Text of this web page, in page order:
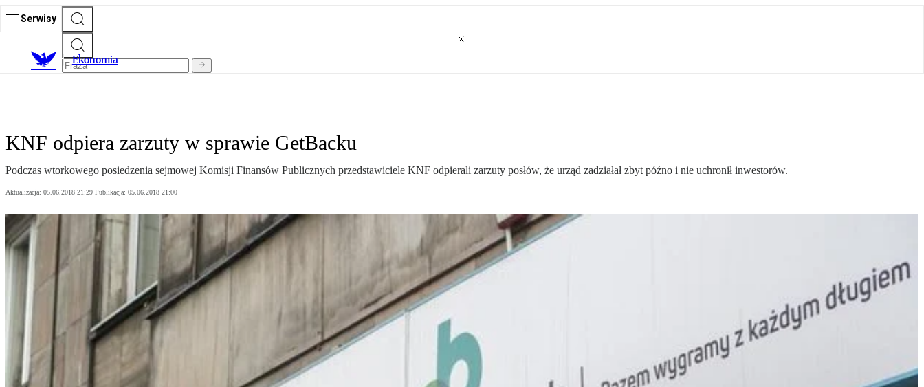
Serwisy
Ekonomia
KNF odpiera zarzuty w sprawie GetBacku
Podczas wtorkowego posiedzenia sejmowej Komisji Finansów Publicznych przedstawiciele KNF odpierali zarzuty posłów, że urząd zadziałał zbyt późno i nie uchronił inwestorów.
Aktualizacja: 05.06.2018 21:29 Publikacja: 05.06.2018 21:00